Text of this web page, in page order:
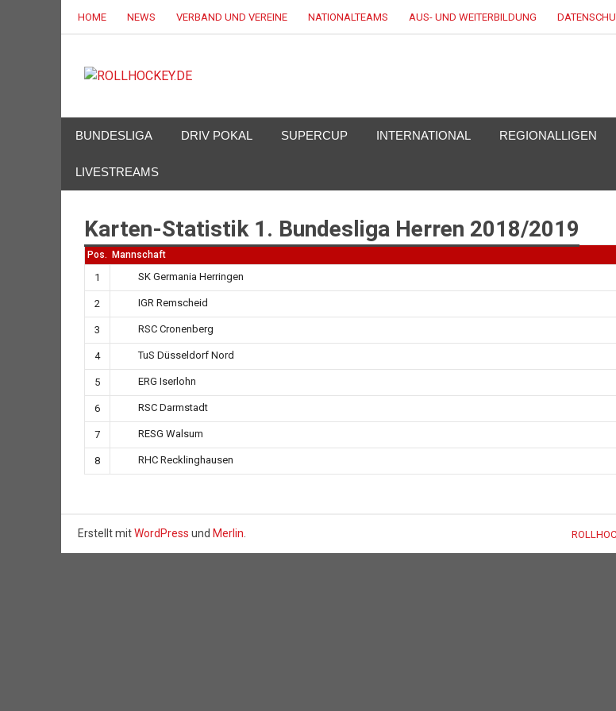
HOME NEWS VERBAND UND VEREINE NATIONALTEAMS AUS- UND WEITERBILDUNG
BUNDESLIGA DRIV POKAL SUPERCUP INTERNATIONAL REGIONALLIGEN
LIVESTREAMS
Karten-Statistik 1. Bundesliga Herren 2018/2019
Pos. Mannschaft
1 SK Germania Herringen
2 IGR Remscheid
3 RSC Cronenberg
4 TuS Düsseldorf Nord
5 ERG Iserlohn
6 RSC Darmstadt
7 RESG Walsum
8 RHC Recklinghausen
Erstellt mitWordPress und Merlin